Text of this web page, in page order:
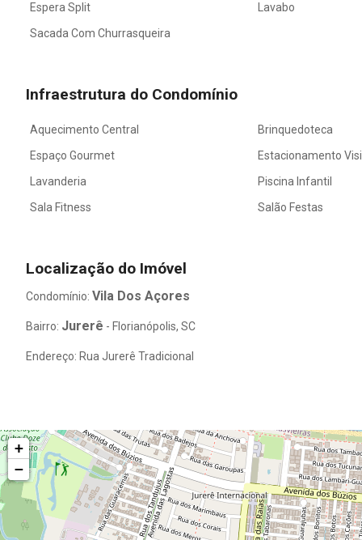
Espera Split
Lavabo
Sacada Com Churrasqueira
Infraestrutura do Condomínio
Aquecimento Central
Brinquedoteca
Espaço Gourmet
Estacionamento
Lavanderia
Piscina Infantil
Sala Fitness
Salão Festas
Localização do Imóvel
Condomínio: Vila Dos Açores
Bairro: Jurerê - Florianópolis, SC
Endereço: Rua Jurerê Tradicional
+
−